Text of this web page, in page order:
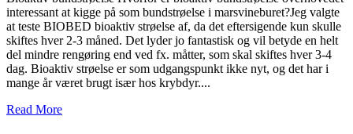
interessant at kigge på som bundstrøelse i marsvineburet?Jeg valgte
at teste BIOBED bioaktiv strøelse af, da det eftersigende kun skulle
skiftes hver 2-3 måned. Det lyder jo fantastisk og vil betyde en helt
del mindre rengøring end ved fx. måtter, som skal skiftes hver 3-4
dag. Bioaktiv strøelse er som udgangspunkt ikke nyt, og det har i
mange år været brugt især hos krybdyr....
Read More